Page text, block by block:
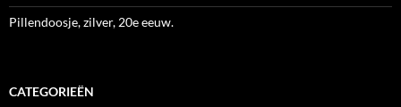
Pillendoosje, zilver, 20e eeuw.
CATEGORIEËN